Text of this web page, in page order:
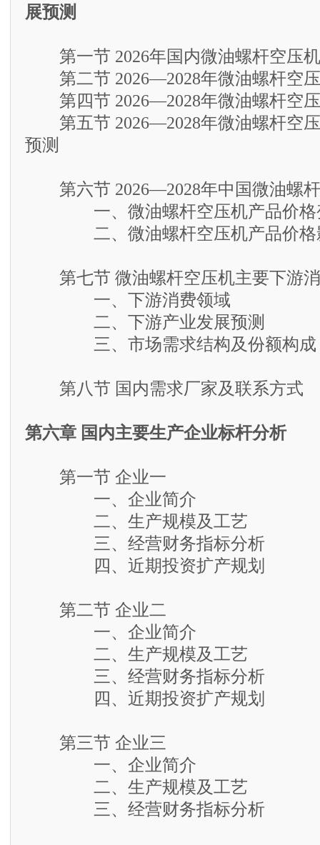
展预测
第一节 2026年国内微油螺杆空压机
第二节 2026—2028年微油螺杆空压
第四节 2026—2028年微油螺杆空压
第五节 2026—2028年微油螺杆空压
预测
第六节 2026—2028年中国微油螺杆
一、微油螺杆空压机产品价格
二、微油螺杆空压机产品价格
第七节 微油螺杆空压机主要下游消
一、下游消费领域
二、下游产业发展预测
三、市场需求结构及份额构成
第八节 国内需求厂家及联系方式
第六章 国内主要生产企业标杆分析
第一节 企业一
一、企业简介
二、生产规模及工艺
三、经营财务指标分析
四、近期投资扩产规划
第二节 企业二
一、企业简介
二、生产规模及工艺
三、经营财务指标分析
四、近期投资扩产规划
第三节 企业三
一、企业简介
二、生产规模及工艺
三、经营财务指标分析